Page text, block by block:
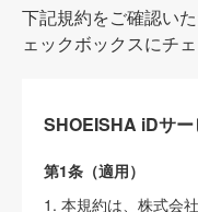
下記規約をご確認い
ェックボックスにチ
SHOEISHA iDサ
第1条（適用）
1. 本規約は、株式会